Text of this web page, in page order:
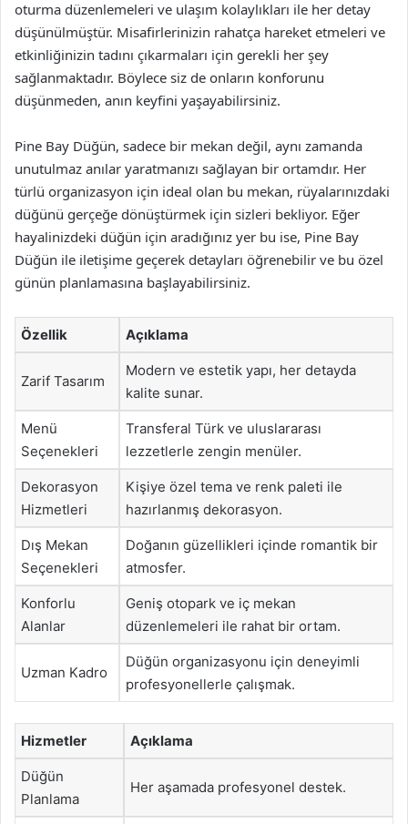
oturma düzenlemeleri ve ulaşım kolaylıkları ile her detay
düşünülmüştür. Misafirlerinizin rahatça hareket etmeleri ve
etkinliğinizin tadını çıkarmaları için gerekli her şey
sağlanmaktadır. Böylece siz de onların konforunu
düşünmeden, anın keyfini yaşayabilirsiniz.
Pine Bay Düğün, sadece bir mekan değil, aynı zamanda
unutulmaz anılar yaratmanızı sağlayan bir ortamdır. Her
türlü organizasyon için ideal olan bu mekan, rüyalarınızdaki
düğünü gerçeğe dönüştürmek için sizleri bekliyor. Eğer
hayalinizdeki düğün için aradığınız yer bu ise, Pine Bay
Düğün ile iletişime geçerek detayları öğrenebilir ve bu özel
günün planlamasına başlayabilirsiniz.
Özellik Açıklama
Zarif Tasarım
Modern ve estetik yapı, her detayda
kalite sunar.
Menü
Seçenekleri
Transferal Türk ve uluslararası
lezzetlerle zengin menüler.
Dekorasyon
Hizmetleri
Kişiye özel tema ve renk paleti ile
hazırlanmış dekorasyon.
Dış Mekan
Seçenekleri
Doğanın güzellikleri içinde romantik bir
atmosfer.
Konforlu
Alanlar
Geniş otopark ve iç mekan
düzenlemeleri ile rahat bir ortam.
Uzman Kadro
Düğün organizasyonu için deneyimli
profesyonellerle çalışmak.
Hizmetler Açıklama
Düğün
Planlama
Her aşamada profesyonel destek.